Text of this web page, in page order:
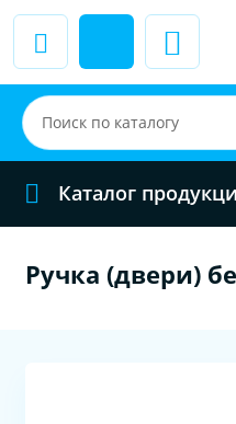
Каталог
Ручка (двери)